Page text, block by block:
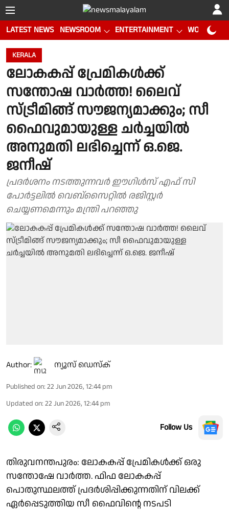
LATEST NEWS NEWSROOM ENTERTAINMENT WORLD CUP
KERALA
ലോകകപ്പ് പ്രേമികൾക്ക്
സന്തോഷ വാർത്ത! ലൈവ്
സ്ട്രീമിങ്ങ് സൗജന്യമാക്കും; സീ
ഫൈവുമായുള്ള ചര്‍ച്ചയിൽ
അനുമതി ലഭിച്ചെന്ന് ഒ.ജെ.
ജനീഷ്
പ്രദർശനം നടത്തുന്നവർ ഈഗിൾസ് എഫ് സി
പോർട്ടലിൽ വെബ്സൈറ്റിൽ രജിസ്റ്റർ
ചെയ്യണമെന്നും മന്ത്രി പറഞ്ഞു
Author: ന്യൂസ് ഡെസ്ക്
Published on: 22 Jun 2026, 12:44 pm
Updated on: 22 Jun 2026, 12:44 pm
Follow Us
തിരുവനന്തപുരം: ലോകകപ്പ് പ്രേമികൾക്ക് ഒരു
സന്തോഷേ വാർത്ത. ഫിഫ ലോകകപ്പ്
പൊതുസ്ഥലത്ത് പ്രദർശിപ്പിക്കുന്നതിന് വിലക്ക്
ഏർപ്പെടുത്തിയ സീ ഫൈവിന്റെ നടപടി